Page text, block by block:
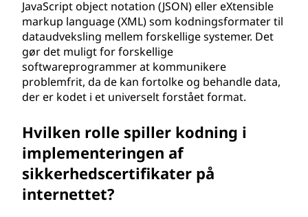
JavaScript object notation (JSON) eller eXtensible
markup language (XML) som kodningsformater til
dataudveksling mellem forskellige systemer. Det
gør det muligt for forskellige
softwareprogrammer at kommunikere
problemfrit, da de kan fortolke og behandle data,
der er kodet i et universelt forstået format.
Hvilken rolle spiller kodning i
implementeringen af
sikkerhedscertifikater på
internettet?